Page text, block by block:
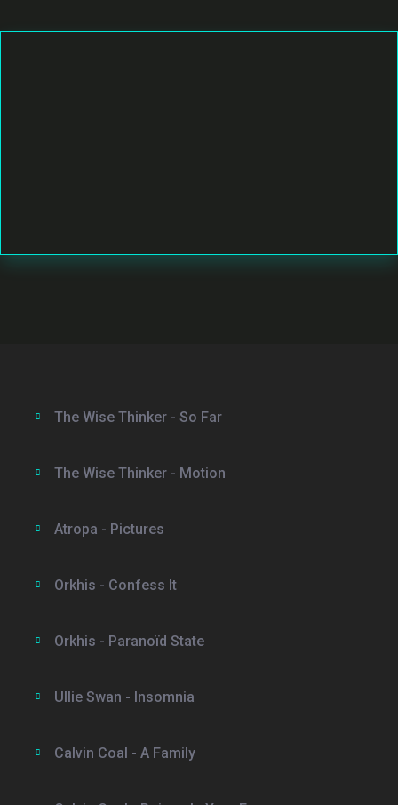
The Wise Thinker - So Far
The Wise Thinker - Motion
Atropa - Pictures
Orkhis - Confess It
Orkhis - Paranoïd State
Ullie Swan - Insomnia
Calvin Coal - A Family